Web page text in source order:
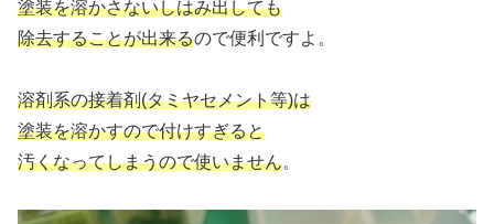
塗装を溶かさないしはみ出しても
除去することが出来るので便利ですよ。
溶剤系の接着剤(タミヤセメント等)は
塗装を溶かすので付けすぎると
汚くなってしまうので使いません。